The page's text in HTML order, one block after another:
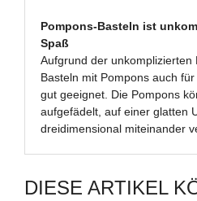
Pompons-Basteln ist
Spaß
Aufgrund der unkomplizierten
Basteln mit Pompons auch
gut geeignet. Die Pompons
aufgefädelt, auf einer glatten
dreidimensional miteinander
DIESE ARTIKEL